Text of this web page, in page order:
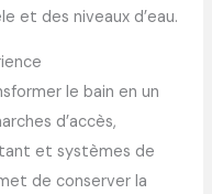
et des niveaux d’eau.
le bain en un
d’accès,
et systèmes de
de conserver la